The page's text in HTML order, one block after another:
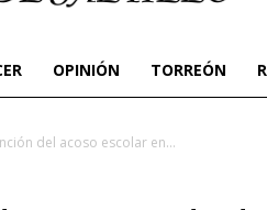
OPINIÓN TORREÓN
del acoso escolar en...